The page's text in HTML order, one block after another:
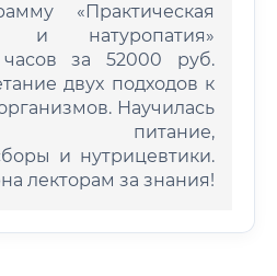
«Практическая
и натуропатия»
за 52000 руб.
двух подходов к
Научилась
питание,
и нутрицевтики.
лекторам за знания!